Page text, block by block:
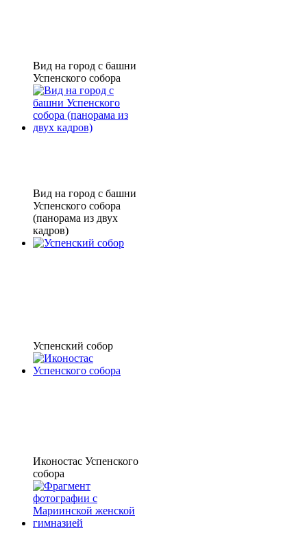
Вид на город с башни
Успенского собора
Вид на город с башни
Успенского собора
(панорама из двух
кадров)
Успенский собор
Иконостас Успенского
собора